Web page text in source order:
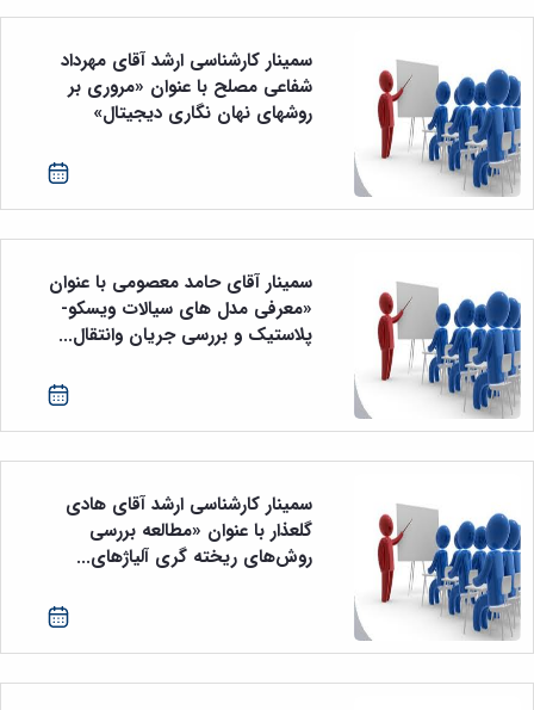
سمینار کارشناسی ارشد آقای مهرداد
شفاعی مصلح با عنوان «مروری بر
روشهای نهان نگاری دیجیتال»
سمینار آقای حامد معصومی با عنوان
«معرفی مدل های سیالات ویسکو-
پلاستیک و بررسی جریان وانتقال...
سمینار کارشناسی ارشد آقای هادی
گلعذار با عنوان «مطالعه بررسی
روش‌های ریخته گری آلیاژهای...